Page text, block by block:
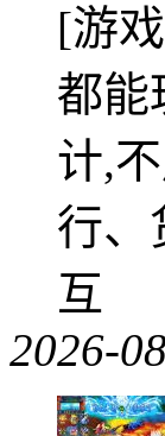
[游
都能
计,
行、
互
2026-